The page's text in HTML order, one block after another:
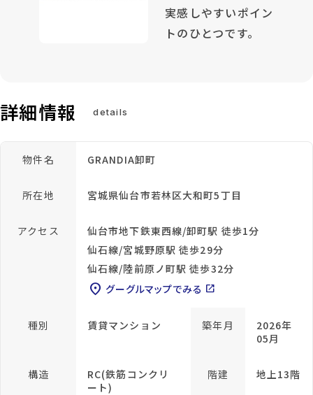
実感しやすいポイン
トのひとつです。
詳細情報 details
物件名 GRANDIA卸町
所在地 宮城県仙台市若林区大和町5丁目
アクセス
仙台市地下鉄東西線/卸町駅 徒歩1分
仙石線/宮城野原駅 徒歩29分
仙石線/陸前原ノ町駅 徒歩32分
location_on グーグルマップでみる open_in_new
種別 賃貸マンション 築年月
2026年
05月
構造
RC(鉄筋コンクリ
ート)
階建 地上13階